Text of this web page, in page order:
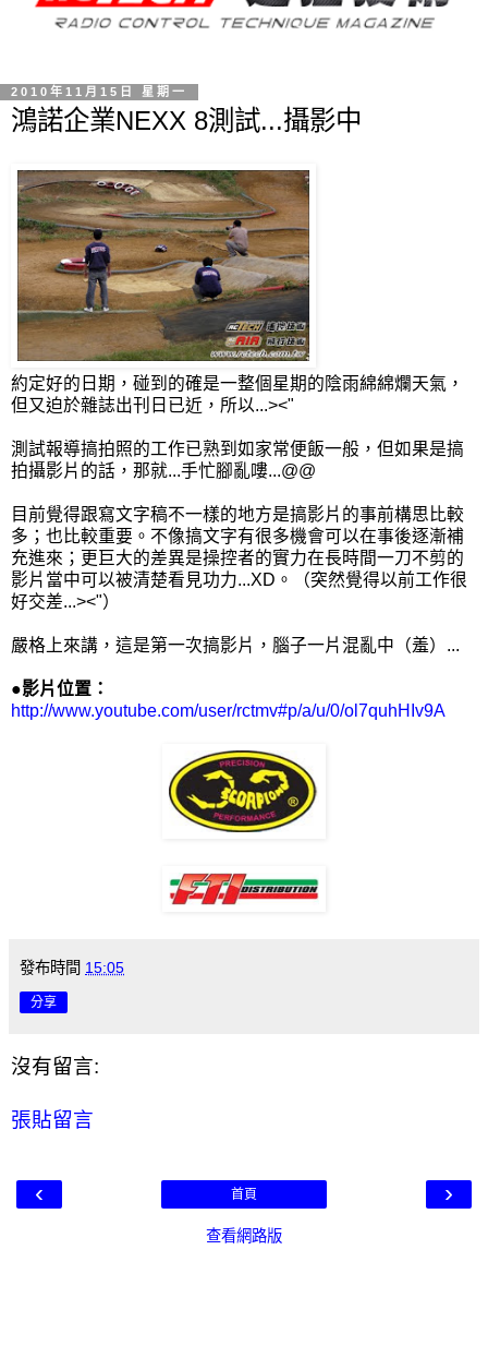
2010年11月15日 星期一
鴻諾企業NEXX 8測試...攝影中
約定好的日期，碰到的確是一整個星期的陰雨綿綿爛天氣，
但又迫於雜誌出刊日已近，所以...><"
測試報導搞拍照的工作已熟到如家常便飯一般，但如果是搞
拍攝影片的話，那就...手忙腳亂嘍...@@
目前覺得跟寫文字稿不一樣的地方是搞影片的事前構思比較
多；也比較重要。不像搞文字有很多機會可以在事後逐漸補
充進來；更巨大的差異是操控者的實力在長時間一刀不剪的
影片當中可以被清楚看見功力...XD。（突然覺得以前工作很
好交差...><"）
嚴格上來講，這是第一次搞影片，腦子一片混亂中（羞）...
●影片位置：
http://www.youtube.com/user/rctmv#p/a/u/0/ol7quhHIv9A
發布時間 15:05
分享
沒有留言:
張貼留言
‹ ›
首頁
查看網路版